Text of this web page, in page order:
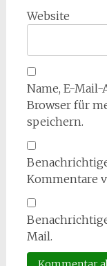
Website
Name, E-
Browser für
speichern.
Kommentare
Mail.